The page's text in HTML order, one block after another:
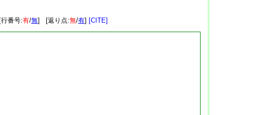
[行番号:有/無] [返り点:無/有] [CITE]